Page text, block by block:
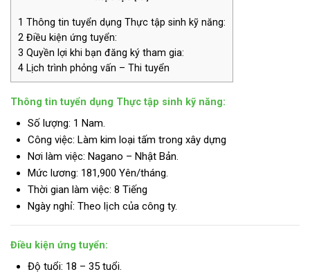
1 Thông tin tuyển dụng Thực tập sinh kỹ năng:
2 Điều kiện ứng tuyển:
3 Quyền lợi khi bạn đăng ký tham gia:
4 Lịch trình phỏng vấn – Thi tuyển
Thông tin tuyển dụng Thực tập sinh kỹ năng:
Số lượng: 1 Nam.
Công việc: Làm kim loại tấm trong xây dựng
Nơi làm việc: Nagano – Nhật Bản.
Mức lương: 181,900 Yên/tháng.
Thời gian làm việc: 8 Tiếng
Ngày nghỉ: Theo lịch của công ty.
Điều kiện ứng tuyển:
Độ tuổi: 18 – 35 tuổi.